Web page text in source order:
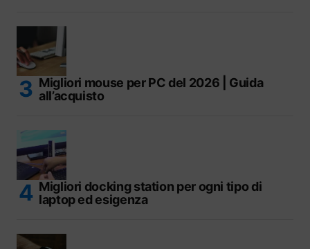
Migliori mouse per PC del 2026 | Guida
all’acquisto
Migliori docking station per ogni tipo di
laptop ed esigenza